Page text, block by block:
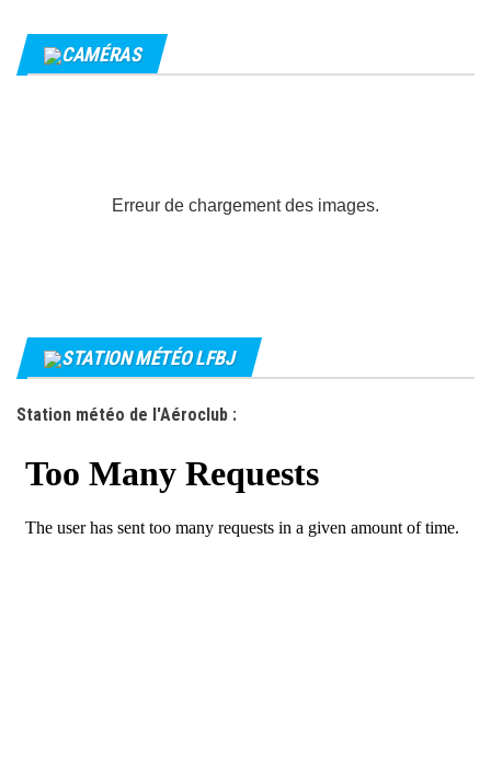
CAMÉRAS
Erreur de chargement des images.
STATION MÉTÉO LFBJ
Station météo de l'Aéroclub :